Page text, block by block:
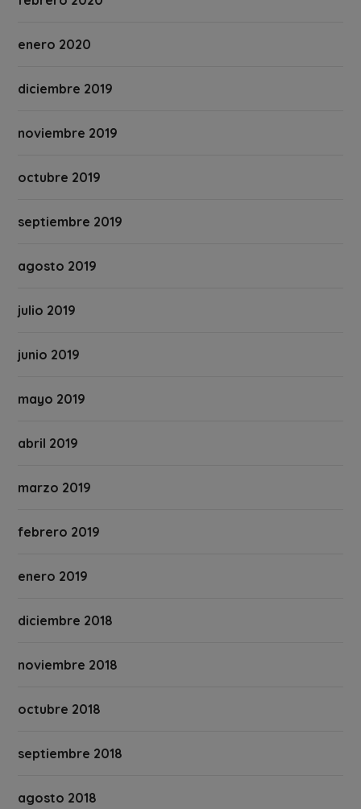
enero 2020
diciembre 2019
noviembre 2019
octubre 2019
septiembre 2019
agosto 2019
julio 2019
junio 2019
mayo 2019
abril 2019
marzo 2019
febrero 2019
enero 2019
diciembre 2018
noviembre 2018
octubre 2018
septiembre 2018
agosto 2018